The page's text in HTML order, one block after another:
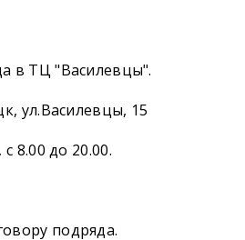
в ТЦ "Василевцы".
ул.Василевцы, 15
8.00 до 20.00.
подряда.